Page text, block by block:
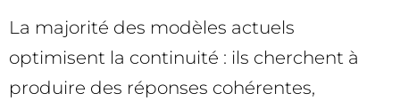
La majorité des modèles actuels
optimisent la continuité : ils cherchent à
produire des réponses cohérentes,